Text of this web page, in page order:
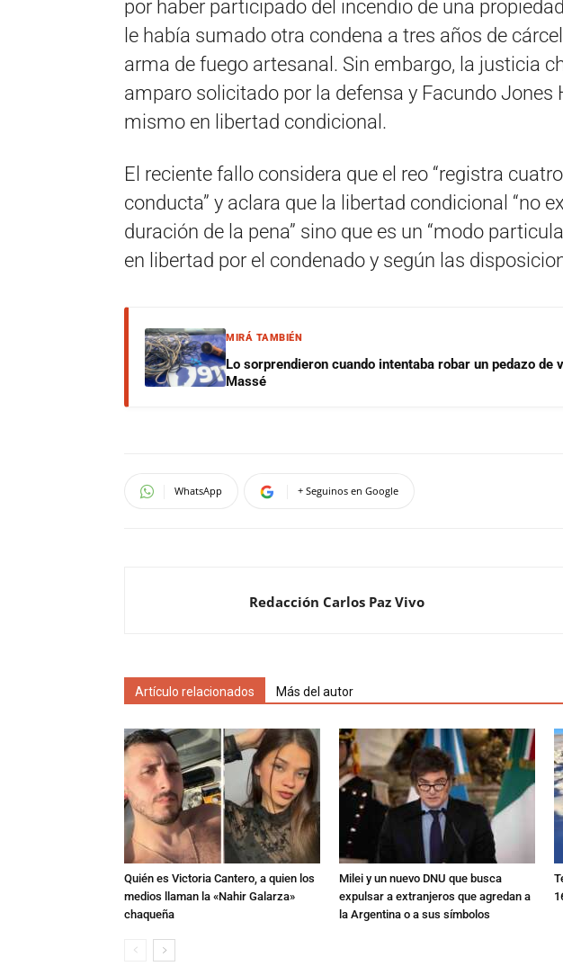
por haber participado del incendio de una
le había sumado otra condena a tres años de
arma de fuego artesanal. Sin embargo, la justicia
amparo solicitado por la defensa y Facundo Jones
mismo en libertad condicional.
El reciente fallo considera que el reo “registra
conducta” y aclara que la libertad condicional “no
duración de la pena” sino que es un “modo
en libertad por el condenado y según las
MIRÁ TAMBIÉN
Lo sorprendieron cuando intentaba robar un pedazo de
Massé
WhatsApp + Seguinos en Google
Redacción Carlos Paz Vivo
Artículo relacionados Más del autor
Quién es Victoria Cantero, a quien los
medios llaman la «Nahir Galarza»
chaqueña
Milei y un nuevo DNU que busca
expulsar a extranjeros que agredan a
la Argentina o a sus símbolos